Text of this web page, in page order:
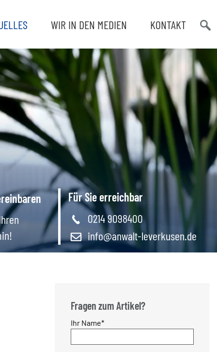
WIR IN DEN MEDIEN KONTAKT
Für Sie erreichbar
0214 9098400
info@anwalt-leverkusen.de
Fragen zum Artikel?
Pflichtfeld
Ihr Name*